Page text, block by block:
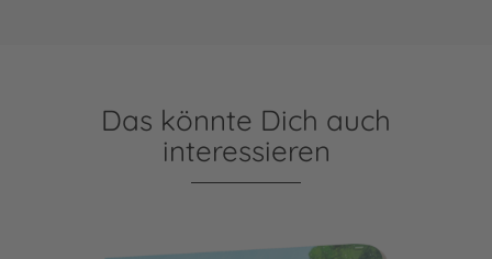
Das könnte Dich auch
interessieren